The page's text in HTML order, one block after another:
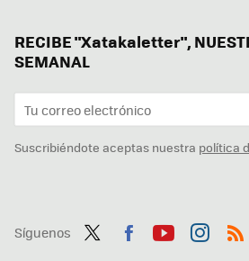
RECIBE "Xatakaletter",
SEMANAL
Suscribiéndote aceptas nuestra política
Síguenos